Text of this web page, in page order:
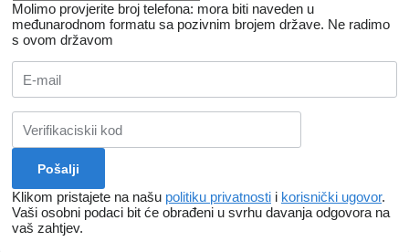
Molimo provjerite broj telefona: mora biti naveden u
međunarodnom formatu sa pozivnim brojem države. Ne radimo
s ovom državom
Klikom pristajete na našu politiku privatnosti i korisnički ugovor.
Vaši osobni podaci bit će obrađeni u svrhu davanja odgovora na
vaš zahtjev.